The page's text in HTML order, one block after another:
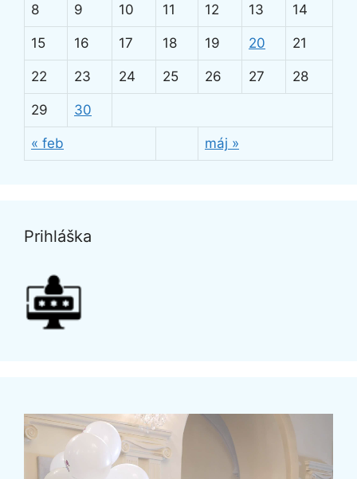
« feb máj »
8 9 10 11 12 13 14
15 16 17 18 19 20 21
22 23 24 25 26 27 28
29 30
Prihláška